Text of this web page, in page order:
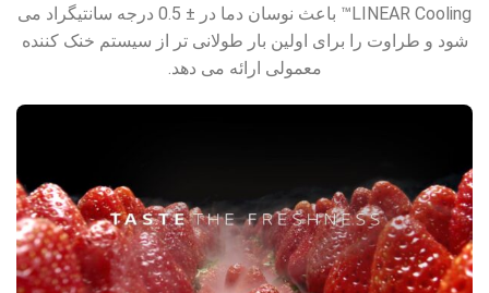
LINEAR Cooling™ باعث نوسان دما در ± 0.5 درجه سانتیگراد می
شود و طراوت را برای اولین بار طولانی تر از سیستم خنک کننده
معمولی ارائه می دهد.